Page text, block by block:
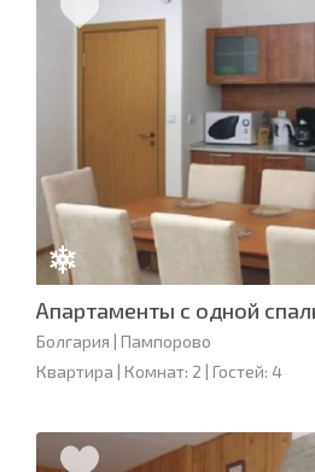
Апартаменты с одной
Болгария | Пампорово
Квартира | Комнат: 2 | Гостей: 4